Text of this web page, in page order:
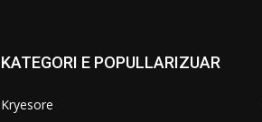
KATEGORI E POPULLARIZUAR
Kryesore